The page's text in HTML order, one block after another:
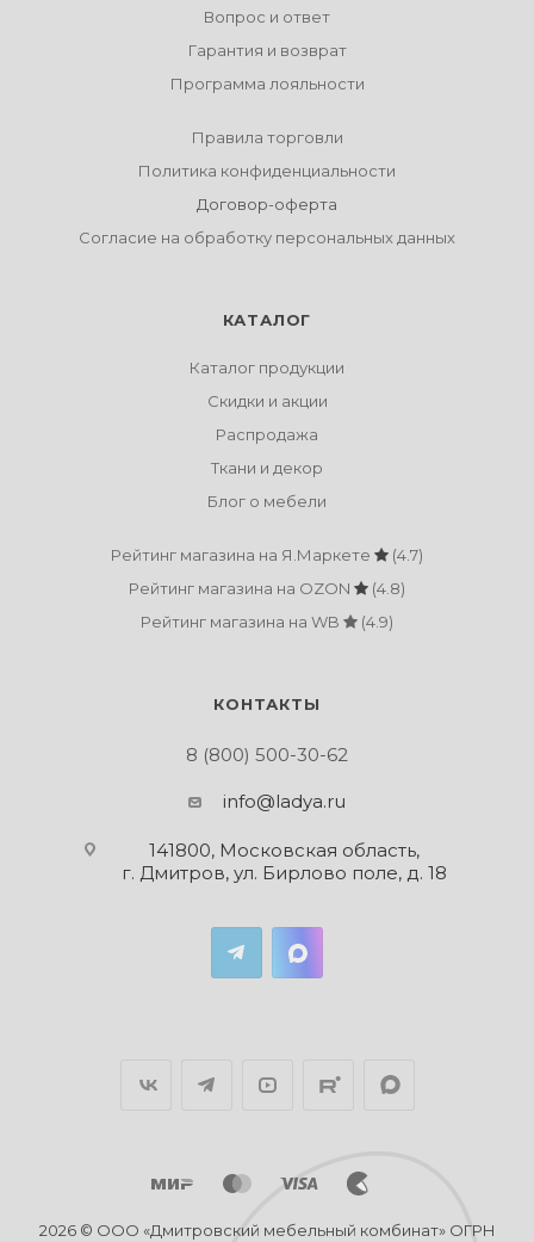
Вопрос и ответ
Гарантия и возврат
Программа лояльности
Правила торговли
Политика конфиденциальности
Договор-оферта
Согласие на обработку персональных данных
КАТАЛОГ
Каталог продукции
Скидки и акции
Распродажа
Ткани и декор
Блог о мебели
Рейтинг магазина на Я.Маркете
(4.7)
Рейтинг магазина на OZON
(4.8)
Рейтинг магазина на WB
(4.9)
КОНТАКТЫ
8 (800) 500-30-62
info@ladya.ru
141800, Московская область,
г. Дмитров, ул. Бирлово поле, д. 18
2026 © ООО «Дмитровский мебельный комбинат» ОГРН